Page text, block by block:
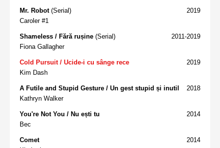
2019
Mr. Robot (Serial)
Caroler #1
2011-2019
Shameless / Fără rușine (Serial)
Fiona Gallagher
2019
Cold Pursuit / Ucide-i cu sânge rece
Kim Dash
2018
A Futile and Stupid Gesture / Un gest stupid și inutil
Kathryn Walker
2014
You're Not You / Nu ești tu
Bec
2014
Comet